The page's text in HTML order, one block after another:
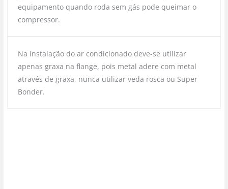
equipamento quando roda sem gás pode queimar o
compressor.
Na instalação do ar condicionado deve-se utilizar
apenas graxa na flange, pois metal adere com metal
através de graxa, nunca utilizar veda rosca ou Super
Bonder.